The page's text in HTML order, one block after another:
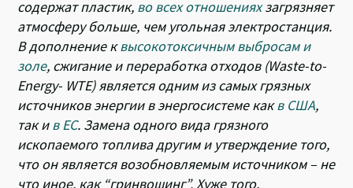
содержат пластик, во всех отношениях загрязняет
атмосферу больше, чем угольная электростанция.
В дополнение квысокотоксичным выбросам и
золе, сжигание и переработка отходов (Waste-to-
Energy- WTE) является одним из самых грязных
источников энергии в энергосистеме какв США,
так ив ЕС. Замена одного вида грязного
ископаемого топлива другим и утверждение того,
что он является возобновляемым источником – не
что иное, как “гринвошинг”. Хуже того,